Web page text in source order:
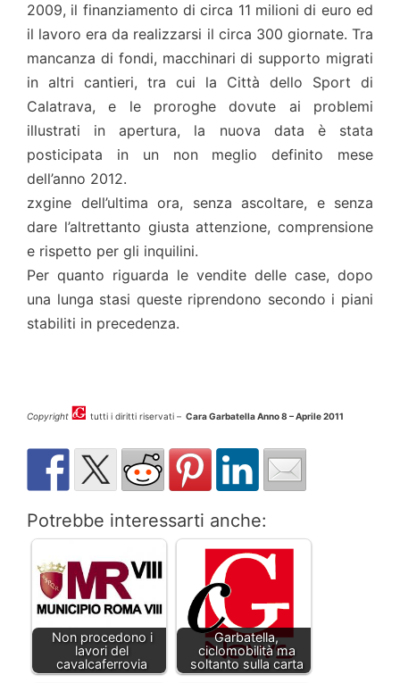
2009, il finanziamento di circa 11 milioni di euro ed
il lavoro era da realizzarsi il circa 300 giornate. Tra
mancanza di fondi, macchinari di supporto migrati
in altri cantieri, tra cui la Città dello Sport di
Calatrava, e le proroghe dovute ai problemi
illustrati in apertura, la nuova data è stata
posticipata in un non meglio definito mese
dell’anno 2012.
zxgine dell’ultima ora, senza ascoltare, e senza
dare l’altrettanto giusta attenzione, comprensione
e rispetto per gli inquilini.
Per quanto riguarda le vendite delle case, dopo
una lunga stasi queste riprendono secondo i piani
stabiliti in precedenza.
Copyright tutti i diritti riservati – Cara Garbatella Anno 8 – Aprile 2011
Potrebbe interessarti anche:
Non procedono i
lavori del
cavalcaferrovia
Garbatella,
ciclomobilità ma
soltanto sulla carta